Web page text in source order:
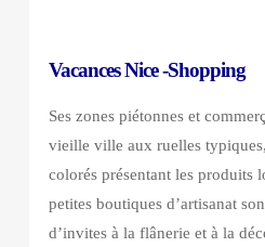
Vacances Nice -shopping
Ses zones piétonnes et
vieille ville aux ruelles
colorés présentant les produits
petites boutiques d’artisanat
d’invites à la flânerie et à la